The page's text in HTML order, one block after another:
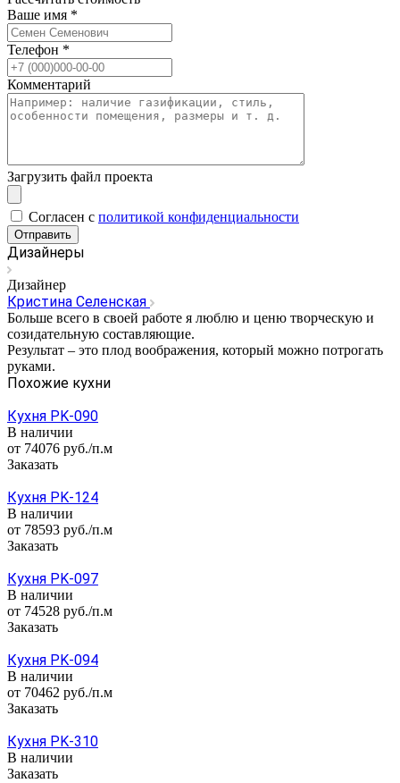
Ваше имя *
Телефон *
Комментарий
Загрузить файл проекта
Cогласен с политикой конфиденциальности
Отправить
Дизайнеры
Дизайнер
Кристина Селенская
Больше всего в своей работе я люблю и ценю творческую и
созидательную составляющие.
Результат – это плод воображения, который можно потрогать
руками.
Похожие кухни
Кухня PK-090
В наличии
от 74076 руб./п.м
Заказать
Кухня PK-124
В наличии
от 78593 руб./п.м
Заказать
Кухня PK-097
В наличии
от 74528 руб./п.м
Заказать
Кухня PK-094
В наличии
от 70462 руб./п.м
Заказать
Кухня PK-310
В наличии
Заказать